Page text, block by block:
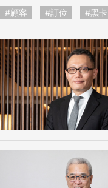
#顧客 #訂位 #黑卡